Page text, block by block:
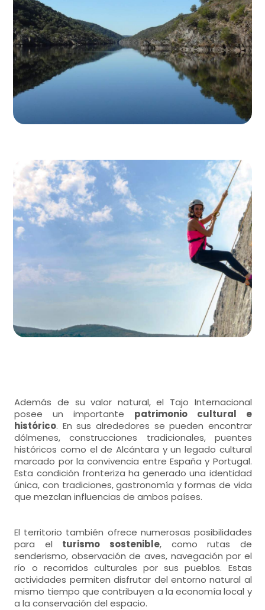
Además de su valor natural, el Tajo Internacional
posee un importante patrimonio cultural e
histórico. En sus alrededores se pueden encontrar
dólmenes, construcciones tradicionales, puentes
históricos como el de Alcántara y un legado cultural
marcado por la convivencia entre España y Portugal.
Esta condición fronteriza ha generado una identidad
única, con tradiciones, gastronomía y formas de vida
que mezclan influencias de ambos países.
El territorio también ofrece numerosas posibilidades
para el turismo sostenible, como rutas de
senderismo, observación de aves, navegación por el
río o recorridos culturales por sus pueblos. Estas
actividades permiten disfrutar del entorno natural al
mismo tiempo que contribuyen a la economía local y
a la conservación del espacio.